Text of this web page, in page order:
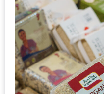
เกิน
200
บาท
รีวิว
ดี